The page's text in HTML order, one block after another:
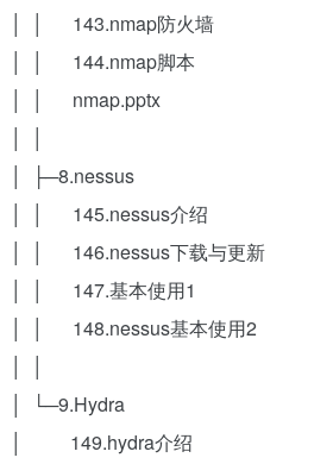
│ │ 143.nmap防火墙
│ │ 144.nmap脚本
│ │ nmap.pptx
│ ├─8.nessus
│ │ 145.nessus介绍
│ │ 146.nessus下载与更新
│ │ 147.基本使用1
│ │ 148.nessus基本使用2
│ └─9.Hydra
│ 149.hydra介绍